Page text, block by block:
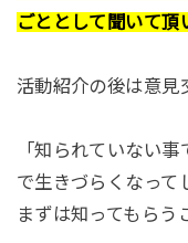
ごととして聞いて頂
活動紹介の後は意見
「知られていない
で生きづらくなって
まずは知ってもらう